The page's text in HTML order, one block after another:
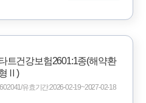
트건강보험2601:1종(해약환
Ⅱ)
유효기간:2026-02-19~2027-02-18